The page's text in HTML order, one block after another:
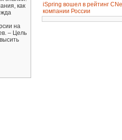
как
на
– Цель
iSpring вошел в рейтинг
компании России